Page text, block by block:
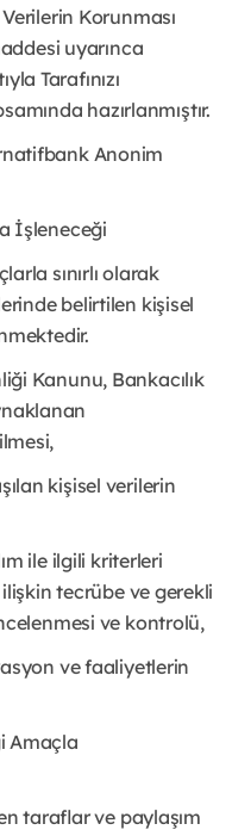
Korunması
uyarınca
Tarafınızı
hazırlanmıştır.
Anonim
İşleneceği
sınırlı olarak
belirtilen kişisel
Kanunu, Bankacılık
kişisel verilerin
ile ilgili kriterleri
tecrübe ve gerekli
ve kontrolü,
ve faaliyetlerin
Amaçla
taraflar ve paylaşım